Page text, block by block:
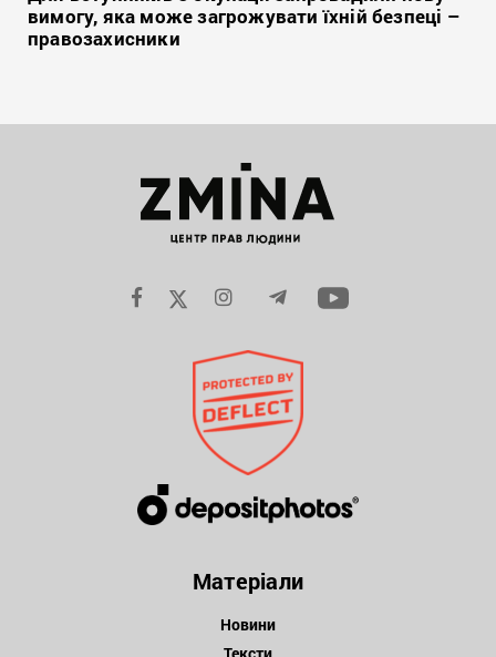
вимогу, яка може загрожувати їхній безпеці –
правозахисники
Матеріали
Новини